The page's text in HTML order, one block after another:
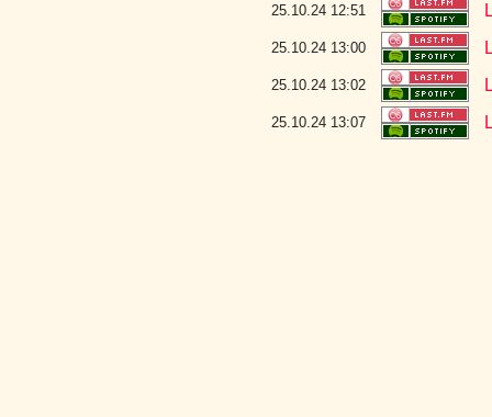
25.10.24 12:51
25.10.24 13:00
25.10.24 13:02
25.10.24 13:07